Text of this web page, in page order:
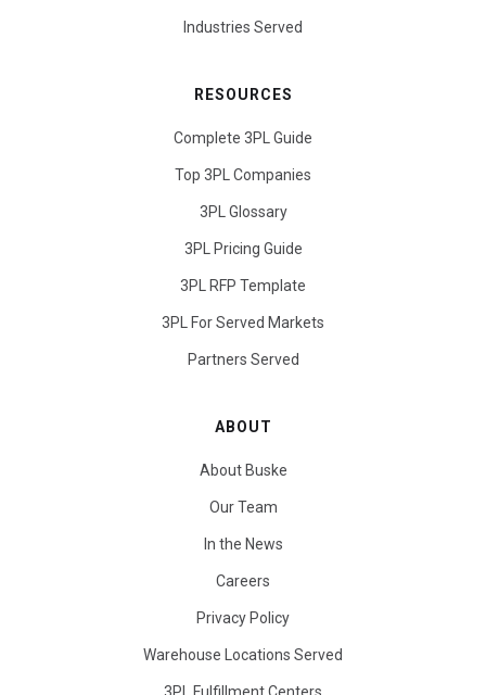
Industries Served
RESOURCES
Complete 3PL Guide
Top 3PL Companies
3PL Glossary
3PL Pricing Guide
3PL RFP Template
3PL For Served Markets
Partners Served
ABOUT
About Buske
Our Team
In the News
Careers
Privacy Policy
Warehouse Locations Served